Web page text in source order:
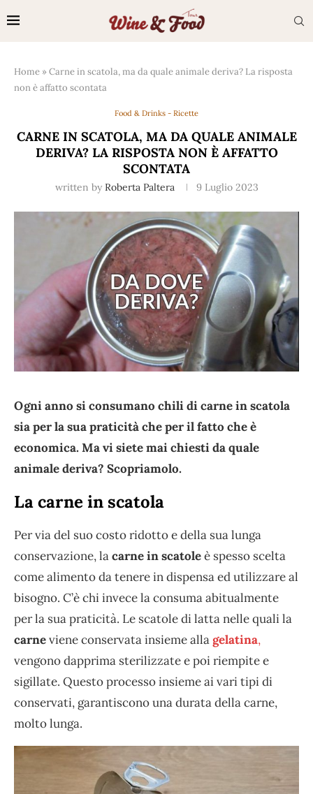
Home »Carne in scatola, ma da quale animale deriva? La risposta
non è affatto scontata
Food & Drinks - Ricette
CARNE IN SCATOLA, MA DA QUALE ANIMALE
DERIVA? LA RISPOSTA NON È AFFATTO
SCONTATA
written by Roberta Paltera 9 Luglio 2023
Ogni anno si consumano chili di carne in scatola
sia per la sua praticità che per il fatto che è
economica. Ma vi siete mai chiesti da quale
animale deriva? Scopriamolo.
La carne in scatola
Per via del suo costo ridotto e della sua lunga
conservazione, lacarne in scatoleè spesso scelta
come alimento da tenere in dispensa ed utilizzare al
bisogno. C’è chi invece la consuma abitualmente
per la sua praticità. Le scatole di latta nelle quali la
carneviene conservata insieme allagelatina,
vengono dapprima sterilizzate e poi riempite e
sigillate. Questo processo insieme ai vari tipi di
conservati, garantiscono una durata della carne,
molto lunga.